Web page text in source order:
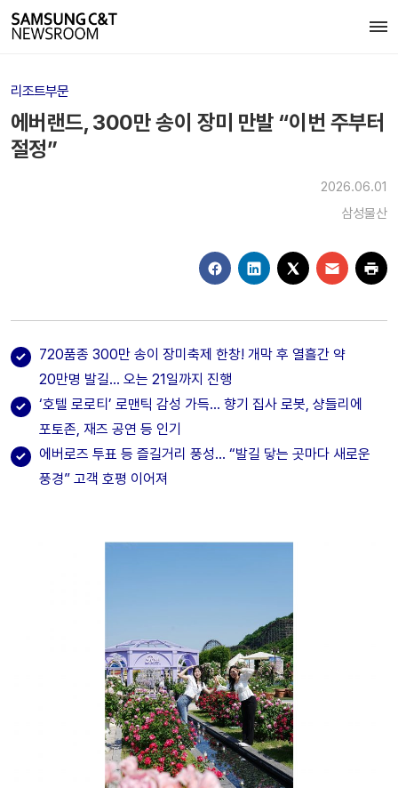
리조트부문
에버랜드, 300만 송이 장미 만발 “이번 주부터
절정”
2026.06.01
삼성물산
720품종 300만 송이 장미축제 한창! 개막 후 열흘간 약
20만명 발길… 오는 21일까지 진행
‘호텔 로로티’ 로맨틱 감성 가득… 향기 집사 로봇, 샹들리에
포토존, 재즈 공연 등 인기
에버로즈 투표 등 즐길거리 풍성… “발길 닿는 곳마다 새로운
풍경” 고객 호평 이어져